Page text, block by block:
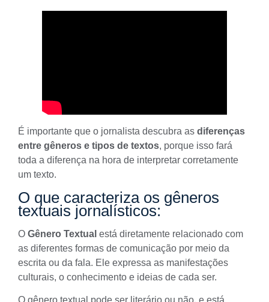
É importante que o jornalista descubra as diferenças
entre gêneros e tipos de textos, porque isso fará
toda a diferença na hora de interpretar corretamente
um texto.
O que caracteriza os gêneros
textuais jornalísticos:
O Gênero Textual está diretamente relacionado com
as diferentes formas de comunicação por meio da
escrita ou da fala. Ele expressa as manifestações
culturais, o conhecimento e ideias de cada ser.